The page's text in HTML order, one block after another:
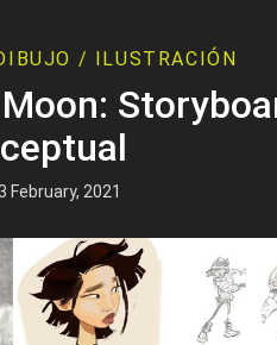
/ ILUSTRACIÓN
February, 2021